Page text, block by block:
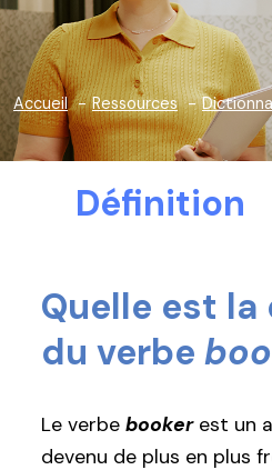
Accueil Ressources
Définition
Quelle est
du verbe
Le verbe bookerest un
devenu de plus en plus